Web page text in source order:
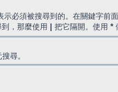
示必須被搜尋到的。在關鍵字前
，那麼使用
把它隔開。使用 *
尋。